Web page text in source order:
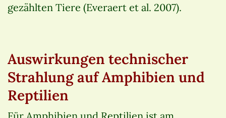
gezählten Tiere (Everaert et al. 2007).
Auswirkungen technischer
Strahlung auf Amphibien und
Reptilien